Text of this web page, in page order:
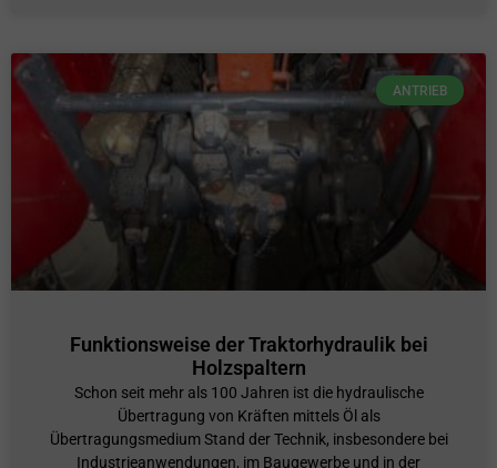
ANTRIEB
Funktionsweise der Traktorhydraulik bei
Holzspaltern
Schon seit mehr als 100 Jahren ist die hydraulische
Übertragung von Kräften mittels Öl als
Übertragungsmedium Stand der Technik, insbesondere bei
Industrieanwendungen, im Baugewerbe und in der